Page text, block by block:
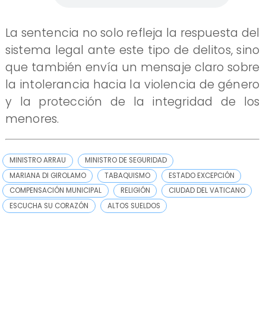
La sentencia no solo refleja la respuesta del
sistema legal ante este tipo de delitos, sino
que también envía un mensaje claro sobre
la intolerancia hacia la violencia de género
y la protección de la integridad de los
menores.
MINISTRO ARRAU
MINISTRO DE SEGURIDAD
MARIANA DI GIROLAMO
TABAQUISMO
ESTADO EXCEPCIÓN
COMPENSACIÓN MUNICIPAL
RELIGIÓN
CIUDAD DEL VATICANO
ESCUCHA SU CORAZÓN
ALTOS SUELDOS